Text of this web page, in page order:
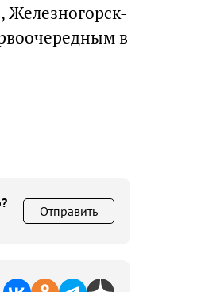
Железногорск-
в
Отправить